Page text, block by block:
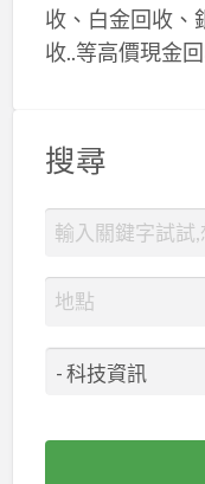
收、白金回收、
收..等高價現金回
搜尋